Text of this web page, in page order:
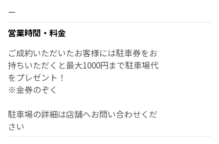
ー
営業時間・料金
ご成約いただいたお客様には駐車券をお
持ちいただくと最大1000円まで駐車場代
をプレゼント！
※金券のぞく
駐車場の詳細は店舗へお問い合わせくだ
さい